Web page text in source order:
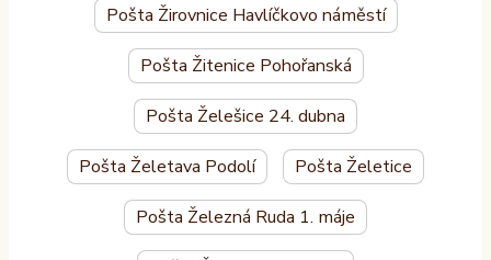
Pošta Žirovnice Havlíčkovo náměstí
Pošta Žitenice Pohořanská
Pošta Želešice 24. dubna
Pošta Želetava Podolí Pošta Želetice
Pošta Železná Ruda 1. máje